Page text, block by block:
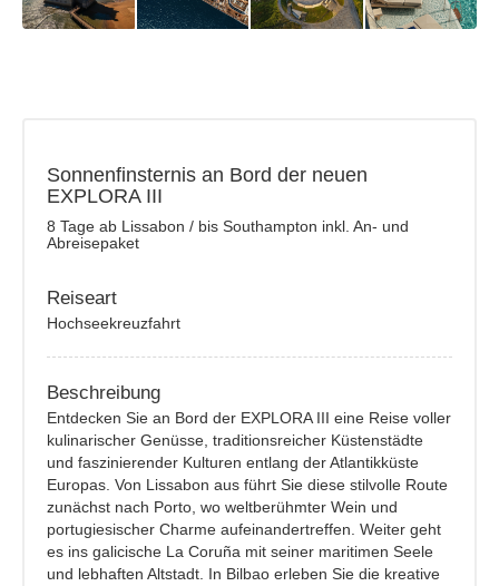
Sonnenfinsternis an Bord der neuen
EXPLORA III
8 Tage ab Lissabon / bis Southampton inkl. An- und
Abreisepaket
Reiseart
Hochseekreuzfahrt
Beschreibung
Entdecken Sie an Bord der EXPLORA III eine Reise voller
kulinarischer Genüsse, traditionsreicher Küstenstädte
und faszinierender Kulturen entlang der Atlantikküste
Europas. Von Lissabon aus führt Sie diese stilvolle Route
zunächst nach Porto, wo weltberühmter Wein und
portugiesischer Charme aufeinandertreffen. Weiter geht
es ins galicische La Coruña mit seiner maritimen Seele
und lebhaften Altstadt. In Bilbao erleben Sie die kreative